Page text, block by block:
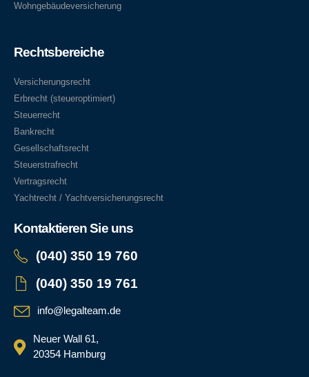
Wohngebäudeversicherung
Rechtsbereiche
Versicherungsrecht
Erbrecht (steueroptimiert)
Steuerrecht
Bankrecht
Gesellschaftsrecht
Steuerstrafrecht
Vertragsrecht
Yachtrecht / Yachtversicherungsrecht
Kontaktieren Sie uns
(040) 350 19 760
(040) 350 19 761
info@legalteam.de
Neuer Wall 61,
20354 Hamburg